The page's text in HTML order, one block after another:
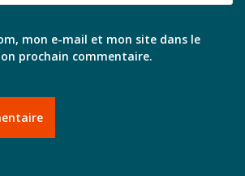
mon e-mail et mon site dans le
prochain commentaire.